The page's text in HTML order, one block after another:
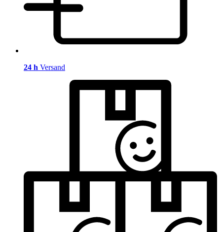
24 h Versand